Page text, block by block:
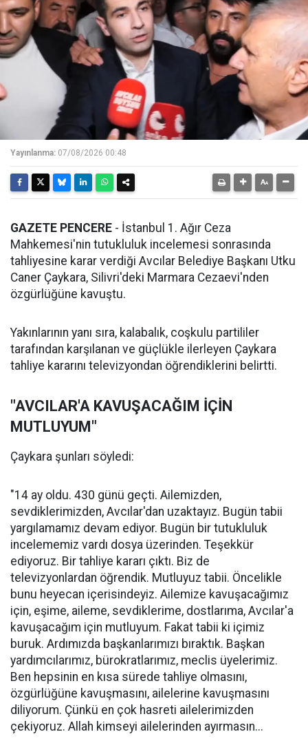
Yayınlanma: 07/08/2026 00:48
GAZETE PENCERE - İstanbul 1. Ağır Ceza
Mahkemesi'nin tutukluluk incelemesi sonrasında
tahliyesine karar verdiği Avcılar Belediye Başkanı Utku
Caner Çaykara, Silivri'deki Marmara Cezaevi'nden
özgürlüğüne kavuştu.
Yakınlarının yanı sıra, kalabalık, coşkulu partililer
tarafından karşılanan ve güçlükle ilerleyen Çaykara
tahliye kararını televizyondan öğrendiklerini belirtti.
"AVCILAR'A KAVUŞACAĞIM İÇİN
MUTLUYUM"
Çaykara şunları söyledi:
"14 ay oldu. 430 günü geçti. Ailemizden,
sevdiklerimizden, Avcılar'dan uzaktayız. Bugün tabii
yargılamamız devam ediyor. Bugün bir tutukluluk
incelememiz vardı dosya üzerinden. Teşekkür
ediyoruz. Bir tahliye kararı çıktı. Biz de
televizyonlardan öğrendik. Mutluyuz tabii. Öncelikle
bunu heyecan içerisindeyiz. Ailemize kavuşacağımız
için, eşime, aileme, sevdiklerime, dostlarıma, Avcılar'a
kavuşacağım için mutluyum. Fakat tabii ki içimiz
buruk. Ardımızda başkanlarımızı bıraktık. Başkan
yardımcılarımız, bürokratlarımız, meclis üyelerimiz.
Ben hepsinin en kısa sürede tahliye olmasını,
özgürlüğüne kavuşmasını, ailelerine kavuşmasını
diliyorum. Çünkü en çok hasreti ailelerimizden
çekiyoruz. Allah kimseyi ailelerinden ayırmasın...